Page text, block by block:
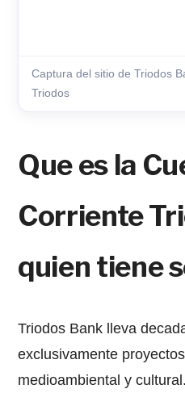
Captura del sitio de Triodos
Triodos
Que es la
Corriente
quien tiene
Triodos Bank lleva
exclusivamente
medioambiental y